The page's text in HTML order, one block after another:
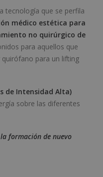
tecnología que se perfila
médico estética para
no quirúrgico de
para aquellos que
para un lifting
de Intensidad Alta)
sobre las diferentes
formación de nuevo